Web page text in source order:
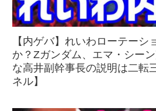
【内ゲバ】れいわローテーシ
か？Zガンダム、エマ・シー
な高井副幹事長の説明は二転
ネル】